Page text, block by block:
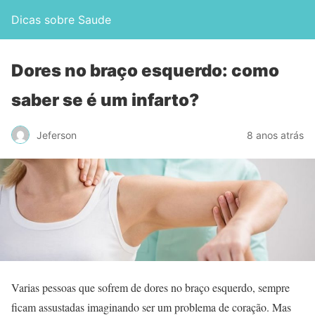
Dicas sobre Saude
Dores no braço esquerdo: como
saber se é um infarto?
Jeferson 8 anos atrás
Varias pessoas que sofrem de dores no braço esquerdo, sempre
ficam assustadas imaginando ser um problema de coração. Mas